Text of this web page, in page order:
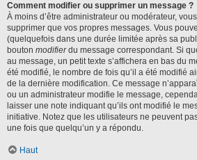
Comment modifier ou supprimer un message ?
À moins d’être administrateur ou modérateur,
supprimer que vos propres messages. Vous
(quelquefois dans une durée limitée après sa
bouton modifierdu message correspondant. Si
au message, un petit texte s’affichera en bas du
été modifié, le nombre de fois qu’il a été modifié
de la dernière modification. Ce message
ou un administrateur modifie le message,
laisser une note indiquant qu’ils ont modifié le
initiative. Notez que les utilisateurs ne peuvent
une fois que quelqu’un y a répondu.
Haut